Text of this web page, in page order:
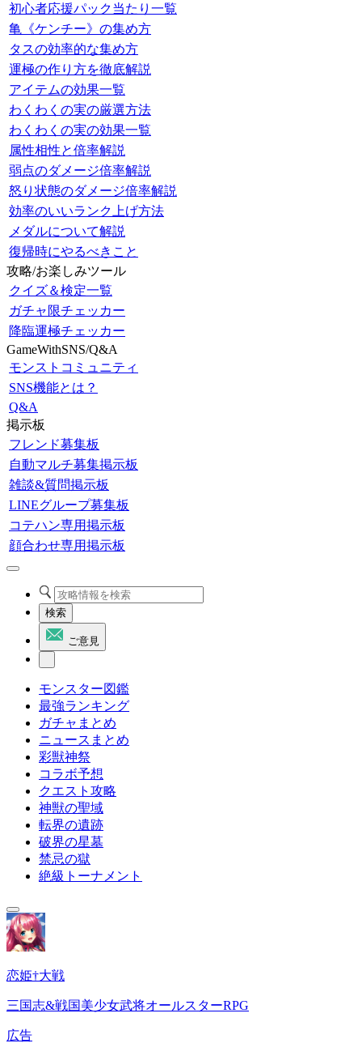
初心者応援パック当たり一覧
亀《ケンチー》の集め方
タスの効率的な集め方
運極の作り方を徹底解説
アイテムの効果一覧
わくわくの実の厳選方法
わくわくの実の効果一覧
属性相性と倍率解説
弱点のダメージ倍率解説
怒り状態のダメージ倍率解説
効率のいいランク上げ方法
メダルについて解説
復帰時にやるべきこと
攻略/お楽しみツール
クイズ＆検定一覧
ガチャ限チェッカー
降臨運極チェッカー
GameWithSNS/Q&A
モンストコミュニティ
SNS機能とは？
Q&A
掲示板
フレンド募集板
自動マルチ募集掲示板
雑談&質問掲示板
LINEグループ募集板
コテハン専用掲示板
顔合わせ専用掲示板
検索
ご意見
モンスター図鑑
最強ランキング
ガチャまとめ
ニュースまとめ
彩獣神祭
コラボ予想
クエスト攻略
神獣の聖域
転界の遺跡
破界の星墓
禁忌の獄
絶級トーナメント
恋姫†大戦
三国志&戦国美少女武将オールスターRPG
広告